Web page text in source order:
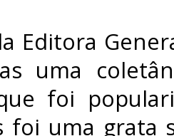
Editora
uma
foi
foi uma grata